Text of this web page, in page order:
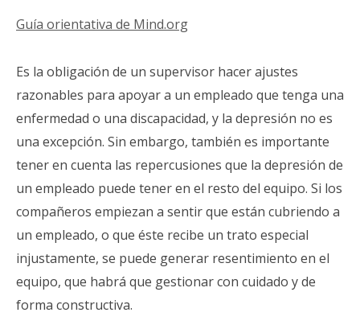
Guía orientativa de Mind.org
Es la obligación de un supervisor hacer ajustes
razonables para apoyar a un empleado que tenga una
enfermedad o una discapacidad, y la depresión no es
una excepción. Sin embargo, también es importante
tener en cuenta las repercusiones que la depresión de
un empleado puede tener en el resto del equipo. Si los
compañeros empiezan a sentir que están cubriendo a
un empleado, o que éste recibe un trato especial
injustamente, se puede generar resentimiento en el
equipo, que habrá que gestionar con cuidado y de
forma constructiva.